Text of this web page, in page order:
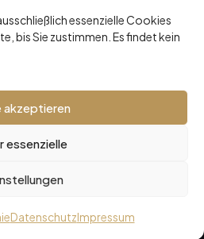
essenzielle Cookies
bis Sie zustimmen. Es findet kein
akzeptieren
essenzielle
DatenschutzImpressum
Ihrer
-Impressum